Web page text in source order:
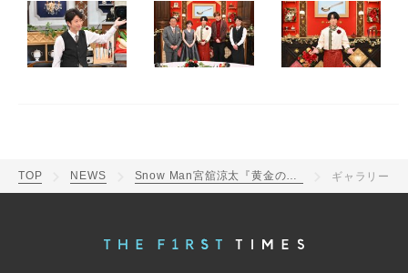
TOP NEWS Snow Man宮舘涼太『黄金のワンスプーン！』で梅沢富美男ら美食家ゲストをおもてなし ギャラリー